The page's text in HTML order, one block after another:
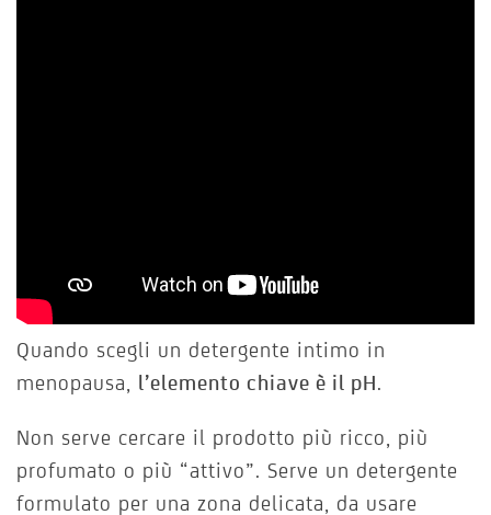
Quando scegli un detergente intimo in
menopausa, l’elemento chiave è il pH.
Non serve cercare il prodotto più ricco, più
profumato o più “attivo”. Serve un detergente
formulato per una zona delicata, da usare